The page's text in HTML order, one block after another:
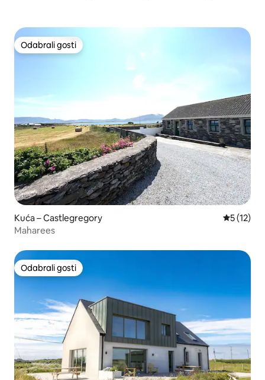
Odabrali gosti
Odabrali gosti
Kuća – Castlegregory Prosječna
5 (12)
Maharees
Odabrali gosti
Odabrali gosti